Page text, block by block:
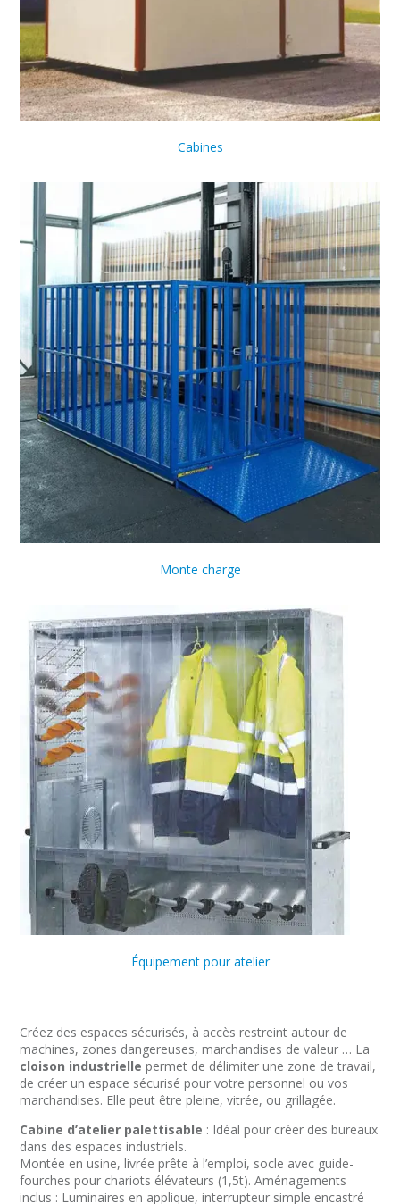
Cabines
Monte charge
Équipement pour atelier
Créez des espaces sécurisés, à accès restreint autour de
machines, zones dangereuses, marchandises de valeur … La
cloison industrielle permet de délimiter une zone de travail,
de créer un espace sécurisé pour votre personnel ou vos
marchandises. Elle peut être pleine, vitrée, ou grillagée.
Cabine d’atelier palettisable : Idéal pour créer des bureaux
dans des espaces industriels.
Montée en usine, livrée prête à l’emploi, socle avec guide-
fourches pour chariots élévateurs (1,5t). Aménagements
inclus : Luminaires en applique, interrupteur simple encastré